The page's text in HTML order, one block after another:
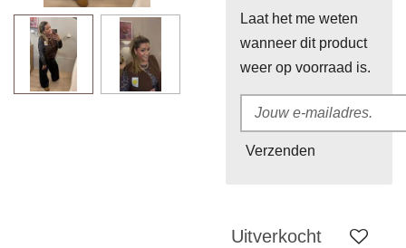
Laat het me weten
wanneer dit product
weer op voorraad is.
Verzenden
Uitverkocht